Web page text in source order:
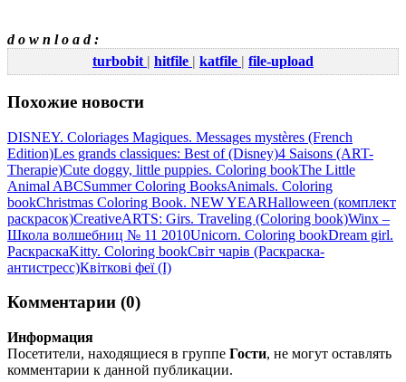
d o w n l o a d :
turbobit | hitfile | katfile | file-upload
Похожие новости
DISNEY. Coloriages Magiques. Messages mystères (French
Edition)Les grands classiques: Best of (Disney)4 Saisons (ART-
Therapie)Cute doggy, little puppies. Coloring bookThe Little
Animal ABCSummer Coloring BooksAnimals. Coloring
bookChristmas Coloring Book. NEW YEARHalloween (комплект
раскрасок)CreativeARTS: Girs. Traveling (Coloring book)Winx –
Школа волшебниц № 11 2010Unicorn. Coloring bookDream girl.
РаскраскаKitty. Coloring bookСвіт чарів (Раскраска-
антистресс)Квіткові феї (I)
Комментарии (0)
Информация
Посетители, находящиеся в группе Гости, не могут оставлять
комментарии к данной публикации.